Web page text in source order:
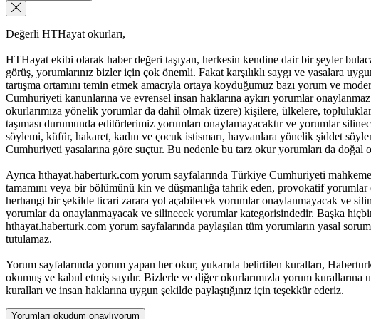
Değerli HTHayat okurları,
HTHayat ekibi olarak haber değeri taşıyan, herkesin kendine dair bir şeyler
görüş, yorumlarınız bizler için çok önemli. Fakat karşılıklı saygı ve yasalara
tartışma ortamını temin etmek amacıyla ortaya koyduğumuz bazı yorum ve
Cumhuriyeti kanunlarına ve evrensel insan haklarına aykırı yorumlar
okurlarımıza yönelik yorumlar da dahil olmak üzere) kişilere, ülkelere,
taşıması durumunda editörlerimiz yorumları onaylamayacaktır ve yorumlar
söylemi, küfür, hakaret, kadın ve çocuk istismarı, hayvanlara yönelik şiddet
Cumhuriyeti yasalarına göre suçtur. Bu nedenle bu tarz okur yorumları da doğal
Ayrıca hthayat.haberturk.com yorum sayfalarında Türkiye Cumhuriyeti
tamamını veya bir bölümünü kin ve düşmanlığa tahrik eden, provokatif
herhangi bir şekilde ticari zarara yol açabilecek yorumlar onaylanmayacak ve
yorumlar da onaylanmayacak ve silinecek yorumlar kategorisindedir. Başka
hthayat.haberturk.com yorum sayfalarında paylaşılan tüm yorumların yasal
tutulamaz.
Yorum sayfalarında yorum yapan her okur, yukarıda belirtilen kuralları,
okumuş ve kabul etmiş sayılır. Bizlerle ve diğer okurlarımızla yorum
kuralları ve insan haklarına uygun şekilde paylaştığınız için teşekkür ederiz.
Yorumları okudum onaylıyorum